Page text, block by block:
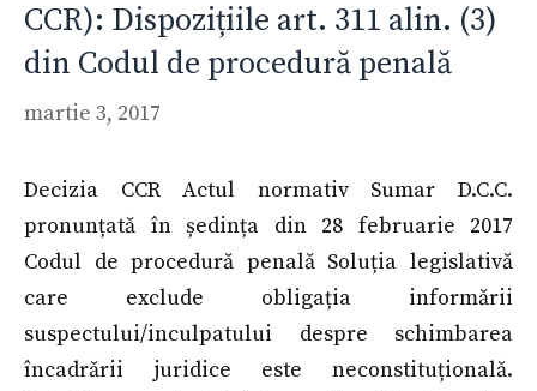
CCR): Dispozițiile art. 311 alin. (3)
din Codul de procedură penală
martie 3, 2017
Decizia CCR Actul normativ Sumar D.C.C.
pronunțată în ședința din 28 februarie 2017
Codul de procedură penală Soluția legislativă
care exclude obligația informării
suspectului/inculpatului despre schimbarea
încadrării juridice este neconstituțională.